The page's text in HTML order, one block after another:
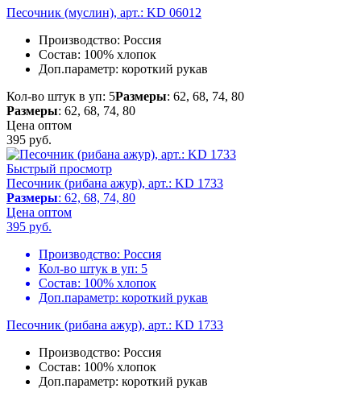
Песочник (муслин), арт.: KD 06012
Производство: Россия
Состав: 100% хлопок
Доп.параметр: короткий рукав
Кол-во штук в уп: 5Размеры: 62, 68, 74, 80
Размеры: 62, 68, 74, 80
Цена оптом
395 руб.
Быстрый просмотр
Песочник (рибана ажур), арт.: KD 1733
Размеры: 62, 68, 74, 80
Цена оптом
395 руб.
Производство: Россия
Кол-во штук в уп: 5
Состав: 100% хлопок
Доп.параметр: короткий рукав
Песочник (рибана ажур), арт.: KD 1733
Производство: Россия
Состав: 100% хлопок
Доп.параметр: короткий рукав